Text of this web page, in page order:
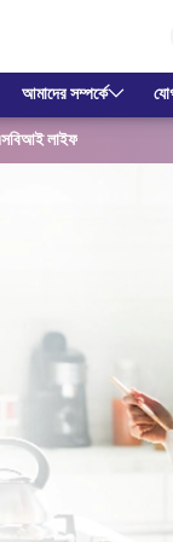
আমাদের সম্পর্কে
লাইফ